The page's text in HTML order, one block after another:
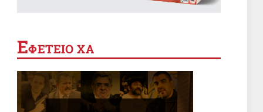
Οι Σαουδάραβες δεν τολμούν να
4 Αυγ 2026, 09:00
Η ΠΑΠΑΡΑ
Ο «μοιραίος» Μητσοτάκης και η
«κακιά μάνα» φύση
ΕΦΕΤΕΙΟ ΧΑ